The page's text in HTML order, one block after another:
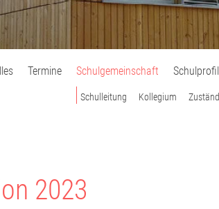
Termine Schulgemeinschaft
Schulleitung Kollegium
Schulprofil
2023